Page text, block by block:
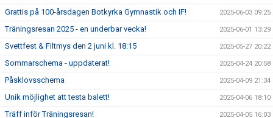
Grattis på 100-årsdagen Botkyrka Gymnastik och IF! 2025-06-03 09:25
Träningsresan 2025 - en underbar vecka! 2025-06-01 13:29
Svettfest & Filtmys den 2 juni kl. 18:15 2025-05-27 20:22
Sommarschema - uppdaterat! 2025-04-24 20:58
Påsklovsschema 2025-04-09 21:34
Unik möjlighet att testa balett! 2025-04-06 18:10
Träff inför Träningsresan! 2025-04-05 16:03